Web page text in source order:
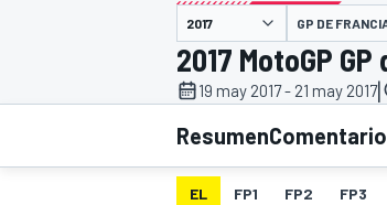
INDYCAR
GP DE
2017 MotoGP
19 may 2017 - 21 may 2017|
Resumen
EL FP1 FP2 FP3